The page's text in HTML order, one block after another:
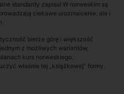
standardy zapisu! W norweskim są
ciekawe urozmaicenie, ale i
bierze górę i większość
z możliwych wariantów,
kurs norweskiego,
właśnie tej „książkowej” formy.